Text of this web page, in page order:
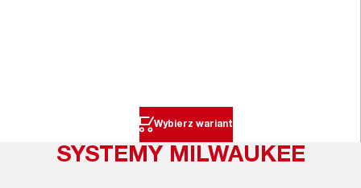
Wybierz wariant
SYSTEMY MILWAUKEE